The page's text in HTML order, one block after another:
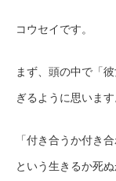
コウセイです。
まず、頭の中で「
ぎるように思います
「付き合うか付き合
という生きるか死